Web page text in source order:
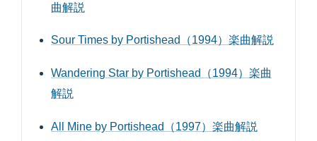
曲解説
Sour Times by Portishead（1994）楽曲解説
Wandering Star by Portishead（1994）楽曲
解説
All Mine by Portishead（1997）楽曲解説